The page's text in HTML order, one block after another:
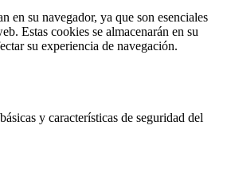
en su navegador, ya que son esenciales
Estas cookies se almacenarán en su
su experiencia de navegación.
y características de seguridad del